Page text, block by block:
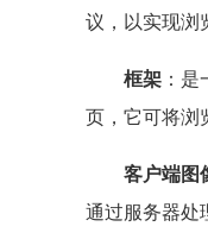
议，以实现浏
框架 ：
页，它可将浏
客户端图
通过服务器处